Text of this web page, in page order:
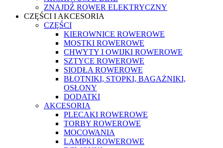
ZNAJDŹ ROWER ELEKTRYCZNY
CZĘŚCI I AKCESORIA
CZĘŚCI
KIEROWNICE ROWEROWE
MOSTKI ROWEROWE
CHWYTY I OWIJKI ROWEROWE
SZTYCE ROWEROWE
SIODŁA ROWEROWE
BŁOTNIKI, STOPKI, BAGAŻNIKI,
OSŁONY
DODATKI
AKCESORIA
PLECAKI ROWEROWE
TORBY ROWEROWE
MOCOWANIA
LAMPKI ROWEROWE